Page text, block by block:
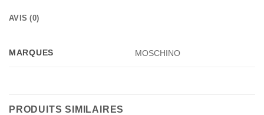
AVIS (0)
MARQUES MOSCHINO
PRODUITS SIMILAIRES